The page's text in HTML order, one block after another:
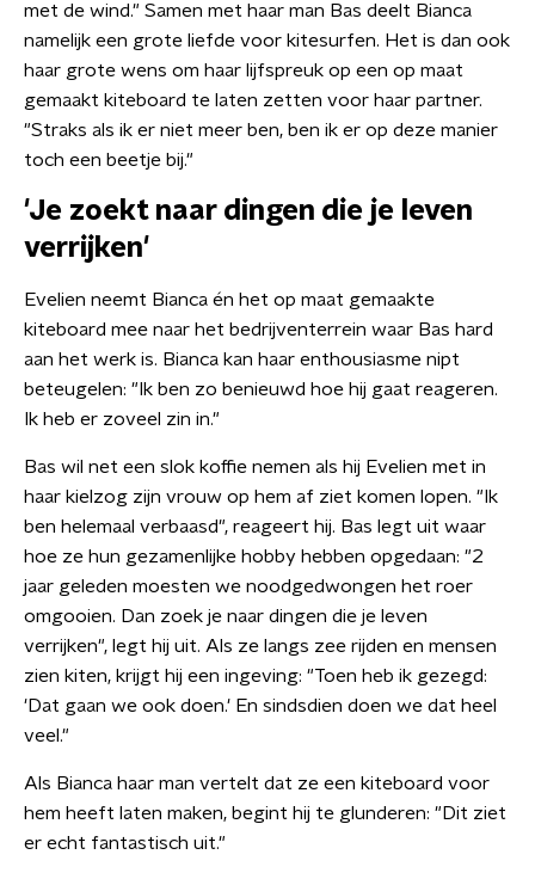
met de wind." Samen met haar man Bas deelt Bianca
namelijk een grote liefde voor kitesurfen. Het is dan ook
haar grote wens om haar lijfspreuk op een op maat
gemaakt kiteboard te laten zetten voor haar partner.
"Straks als ik er niet meer ben, ben ik er op deze manier
toch een beetje bij."
'Je zoekt naar dingen die je leven
verrijken'
Evelien neemt Bianca én het op maat gemaakte
kiteboard mee naar het bedrijventerrein waar Bas hard
aan het werk is. Bianca kan haar enthousiasme nipt
beteugelen: "Ik ben zo benieuwd hoe hij gaat reageren.
Ik heb er zoveel zin in."
Bas wil net een slok koffie nemen als hij Evelien met in
haar kielzog zijn vrouw op hem af ziet komen lopen. "Ik
ben helemaal verbaasd", reageert hij. Bas legt uit waar
hoe ze hun gezamenlijke hobby hebben opgedaan: "2
jaar geleden moesten we noodgedwongen het roer
omgooien. Dan zoek je naar dingen die je leven
verrijken", legt hij uit. Als ze langs zee rijden en mensen
zien kiten, krijgt hij een ingeving: "Toen heb ik gezegd:
'Dat gaan we ook doen.' En sindsdien doen we dat heel
veel."
Als Bianca haar man vertelt dat ze een kiteboard voor
hem heeft laten maken, begint hij te glunderen: "Dit ziet
er echt fantastisch uit."